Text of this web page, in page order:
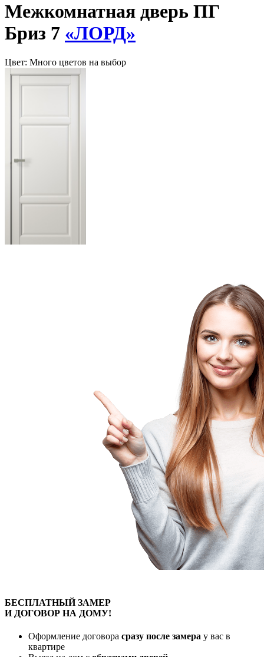
Межкомнатная дверь ПГ
Бриз 7 «ЛОРД»
Цвет: Много цветов на выбор
БЕСПЛАТНЫЙЗАМЕР
И ДОГОВОР НА ДОМУ!
Оформление договора сразу после замера у вас в
квартире